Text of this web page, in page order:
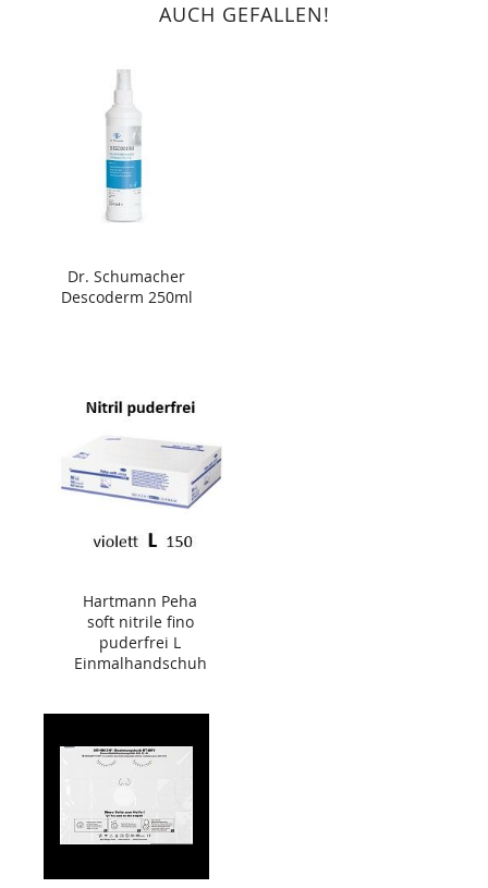
AUCH GEFALLEN!
Dr. Schumacher
Descoderm 250ml
Hartmann Peha
soft nitrile fino
puderfrei L
Einmalhandschuh